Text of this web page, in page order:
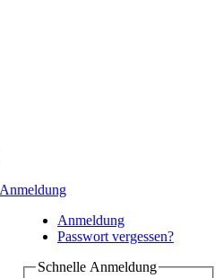
Anmeldung
Anmeldung
Passwort vergessen?
Schnelle Anmeldung